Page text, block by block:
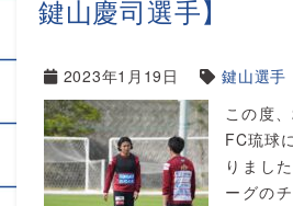
鍵山慶司選手】
2023年1月19日
鍵山選手
この度
FC琉球
りまし
ーグの